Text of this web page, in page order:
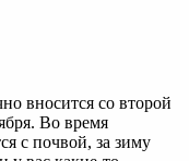
вносится со второй
Во время
с почвой, за зиму